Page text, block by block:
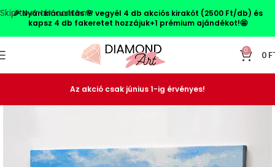
Skip to main content
🎉 Nyári kiárusítás 🌸 vegyél 4 db akciós kirakót (2500 Ft/db) és
kapsz 4 db fakeretet hozzájuk+1 prémium ajándékot!🤩
0 0
Az akció csak június 1-ig érvényes!